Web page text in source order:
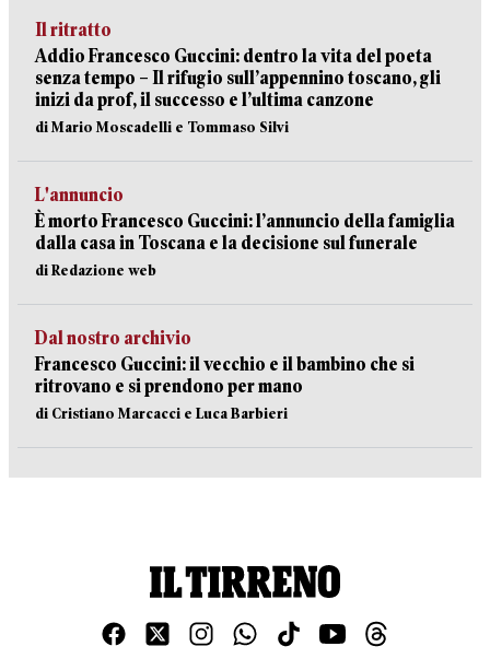
Il ritratto
Addio Francesco Guccini: dentro la vita del poeta
senza tempo – Il rifugio sull’appennino toscano, gli
inizi da prof, il successo e l’ultima canzone
di Mario Moscadelli e Tommaso Silvi
L'annuncio
È morto Francesco Guccini: l’annuncio della famiglia
dalla casa in Toscana e la decisione sul funerale
di Redazione web
Dal nostro archivio
Francesco Guccini: il vecchio e il bambino che si
ritrovano e si prendono per mano
di Cristiano Marcacci e Luca Barbieri